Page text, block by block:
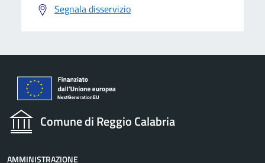
Segnala disservizio
Comune di Reggio Calabria
AMMINISTRAZIONE